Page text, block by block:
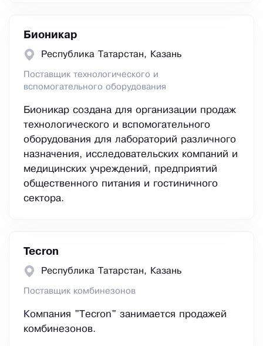
Бионикар
Республика Татарстан, Казань
Поставщик технологического и
вспомогательного оборудования
Бионикар создана для организации продаж
технологического и вспомогательного
оборудования для лабораторий различного
назначения, исследовательских компаний и
медицинских учреждений, предприятий
общественного питания и гостиничного
сектора.
Tecron
Республика Татарстан, Казань
Поставщик комбинезонов
Компания "Tecron" занимается продажей
комбинезонов.